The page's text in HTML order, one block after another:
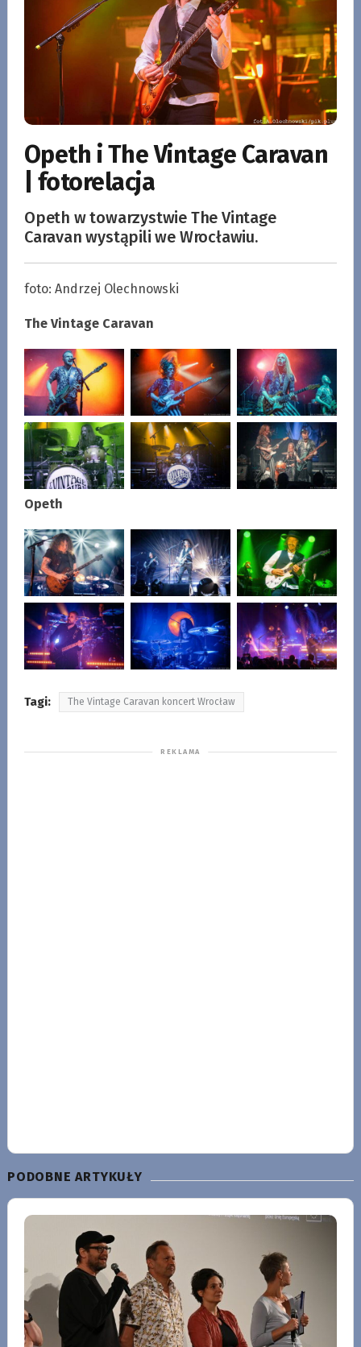
Opeth i The Vintage Caravan
| fotorelacja
Opeth w towarzystwie The Vintage
Caravan wystąpili we Wrocławiu.
foto: Andrzej Olechnowski
The Vintage Caravan
Opeth
Tagi: The Vintage Caravan koncert Wrocław
PODOBNE ARTYKUŁY